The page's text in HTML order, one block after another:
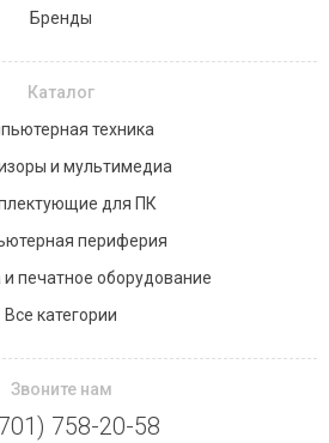
Бренды
Каталог
техника
и мультимедиа
для ПК
периферия
и печатное оборудование
Все категории
Звоните нам
758-20-58